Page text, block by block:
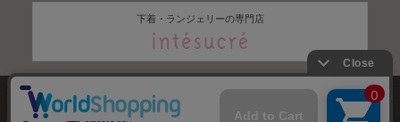
下着・ランジェリーの専門店
株式会社オカダヤ